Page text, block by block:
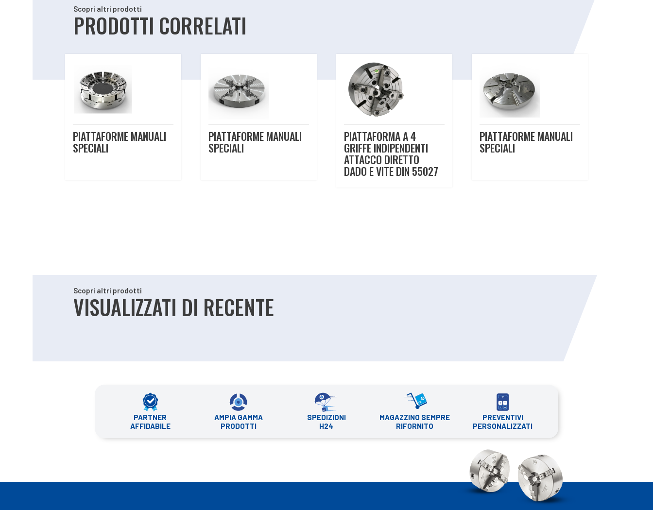
Scopri altri prodotti
PRODOTTI CORRELATI
Prodotti correlati
PIATTAFORME MANUALI
SPECIALI
PIATTAFORME MANUALI
SPECIALI
PIATTAFORMA A 4
GRIFFE INDIPENDENTI
ATTACCO DIRETTO
DADO E VITE DIN 55027
PIATTAFORME MANUALI
SPECIALI
Scopri altri prodotti
VISUALIZZATI DI RECENTE
PARTNER
AFFIDABILE
AMPIA GAMMA
PRODOTTI
SPEDIZIONI
H24
MAGAZZINO SEMPRE
RIFORNITO
PREVENTIVI
PERSONALIZZATI